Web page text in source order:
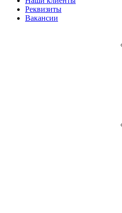
Реквизиты
Вакансии